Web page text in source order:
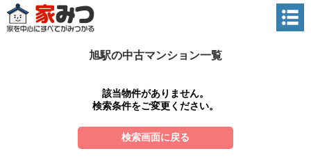
旭駅の中古マンション一覧
該当物件がありません。
検索条件をご変更ください。
検索画面に戻る